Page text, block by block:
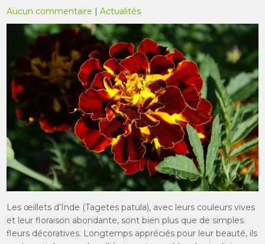
Aucun commentaire |Actualités
Les œillets d’Inde (Tagetes patula), avec leurs couleurs vives
et leur floraison abondante, sont bien plus que de simples
fleurs décoratives. Longtemps appréciés pour leur beauté, ils